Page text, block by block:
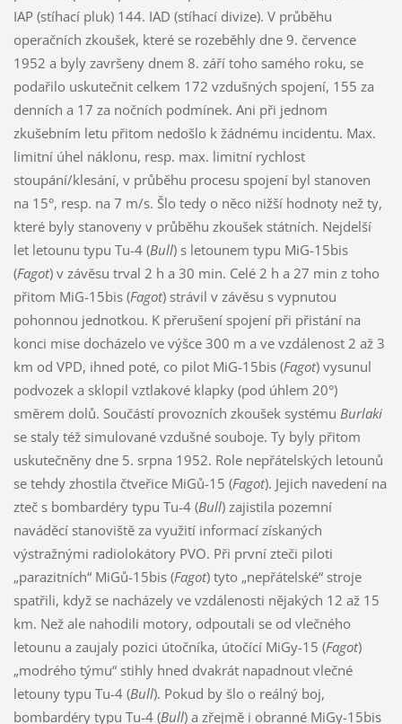
IAP (stíhací pluk) 144. IAD (stíhací divize). V průběhu
operačních zkoušek, které se rozeběhly dne 9. července
1952 a byly završeny dnem 8. září toho samého roku, se
podařilo uskutečnit celkem 172 vzdušných spojení, 155 za
denních a 17 za nočních podmínek. Ani při jednom
zkušebním letu přitom nedošlo k žádnému incidentu. Max.
limitní úhel náklonu, resp. max. limitní rychlost
stoupání/klesání, v průběhu procesu spojení byl stanoven
na 15°, resp. na 7 m/s. Šlo tedy o něco nižší hodnoty než ty,
které byly stanoveny v průběhu zkoušek státních. Nejdelší
let letounu typu Tu-4 (Bull) s letounem typu MiG-15bis
(Fagot) v závěsu trval 2 h a 30 min. Celé 2 h a 27 min z toho
přitom MiG-15bis (Fagot) strávil v závěsu s vypnutou
pohonnou jednotkou. K přerušení spojení při přistání na
konci mise docházelo ve výšce 300 m a ve vzdálenost 2 až 3
km od VPD, ihned poté, co pilot MiG-15bis (Fagot) vysunul
podvozek a sklopil vztlakové klapky (pod úhlem 20°)
směrem dolů. Součástí provozních zkoušek systému Burlaki
se staly též simulované vzdušné souboje. Ty byly přitom
uskutečněny dne 5. srpna 1952. Role nepřátelských letounů
se tehdy zhostila čtveřice MiGů-15 (Fagot). Jejich navedení na
zteč s bombardéry typu Tu-4 (Bull) zajistila pozemní
naváděcí stanoviště za využití informací získaných
výstražnými radiolokátory PVO. Při první zteči piloti
„parazitních“ MiGů-15bis (Fagot) tyto „nepřátelské“ stroje
spatřili, když se nacházely ve vzdálenosti nějakých 12 až 15
km. Než ale nahodili motory, odpoutali se od vlečného
letounu a zaujaly pozici útočníka, útočící MiGy-15 (Fagot)
„modrého týmu“ stihly hned dvakrát napadnout vlečné
letouny typu Tu-4 (Bull). Pokud by šlo o reálný boj,
bombardéry typu Tu-4 (Bull) a zřejmě i obranné MiGy-15bis